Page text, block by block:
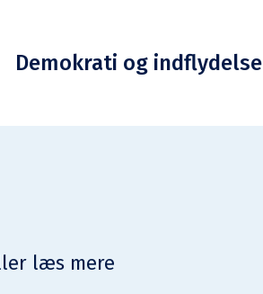
Demokrati og indflydelse
læs mere